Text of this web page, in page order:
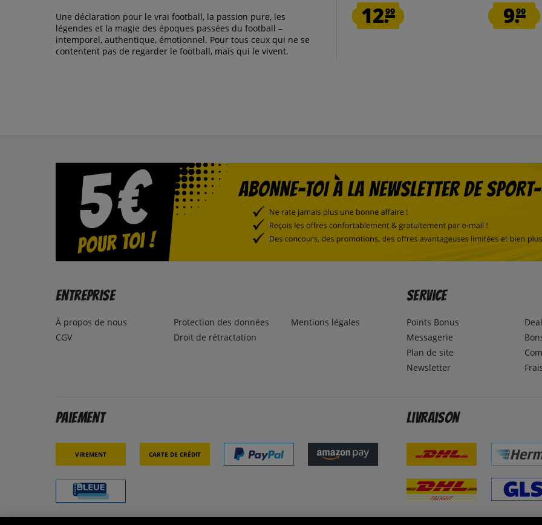
Une déclaration pour le vrai football, la passion pure, les
légendes et la magie des époques passées du football –
intemporel, authentique, émotionnel. Pour tous ceux qui ne se
contentent pas de regarder le football, mais qui le vivent.
12.99 9.99
Entreprise
À propos de nous
CGV
Protection des données
Droit de rétractation
Mentions légales
Service
Points Bonus
Messagerie
Plan de site
Newsletter
Paiement
Virement Carte de crédit
Livraison